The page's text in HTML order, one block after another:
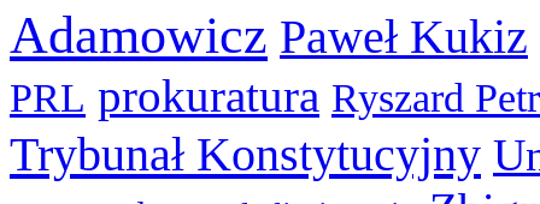
Adamowicz Paweł Kukiz
PRL prokuratura Ryszard
Trybunał Konstytucyjny